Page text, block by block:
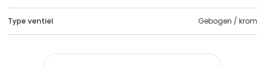
Type ventiel Gebogen / krom